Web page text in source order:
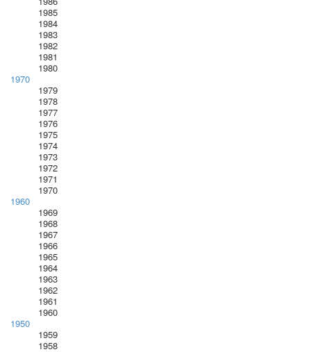
1985
1984
1983
1982
1981
1980
1970
1979
1978
1977
1976
1975
1974
1973
1972
1971
1970
1960
1969
1968
1967
1966
1965
1964
1963
1962
1961
1960
1950
1959
1958